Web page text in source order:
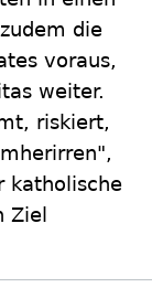
die
voraus,
weiter.
riskiert,
katholische
Ziel